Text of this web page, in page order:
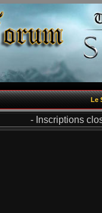
Le
- Inscriptions